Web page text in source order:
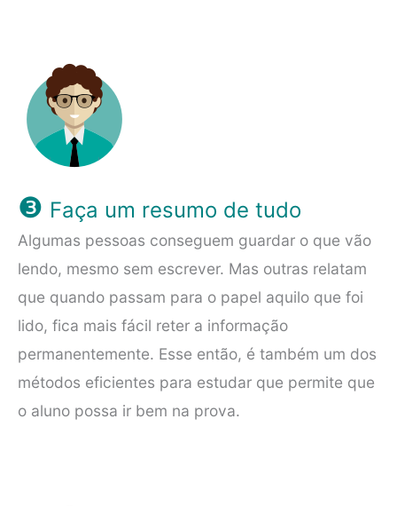
❸ Faça um resumo de tudo
Algumas pessoas conseguem guardar o que vão
lendo, mesmo sem escrever. Mas outras relatam
que quando passam para o papel aquilo que foi
lido, fica mais fácil reter a informação
permanentemente. Esse então, é também um dos
métodos eficientes para estudar que permite que
o aluno possa ir bem na prova.